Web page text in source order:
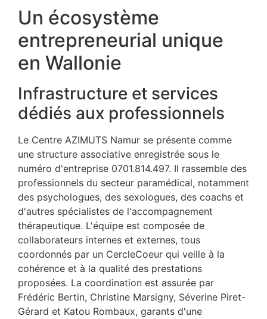
Un écosystème
entrepreneurial unique
en Wallonie
Infrastructure et services
dédiés aux professionnels
Le Centre AZIMUTS Namur se présente comme
une structure associative enregistrée sous le
numéro d'entreprise 0701.814.497. Il rassemble des
professionnels du secteur paramédical, notamment
des psychologues, des sexologues, des coachs et
d'autres spécialistes de l'accompagnement
thérapeutique. L'équipe est composée de
collaborateurs internes et externes, tous
coordonnés par un CercleCoeur qui veille à la
cohérence et à la qualité des prestations
proposées. La coordination est assurée par
Frédéric Bertin, Christine Marsigny, Séverine Piret-
Gérard et Katou Rombaux, garants d'une